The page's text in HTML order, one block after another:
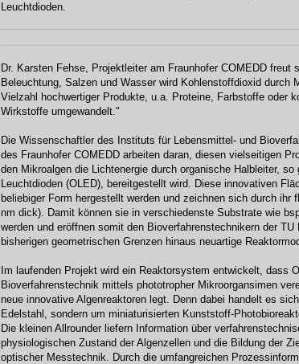
Leuchtdioden.
Dr. Karsten Fehse, Projektleiter am Fraunhofer COMEDD freut
Beleuchtung, Salzen und Wasser wird Kohlenstoffdioxid durch
Vielzahl hochwertiger Produkte, u.a. Proteine, Farbstoffe oder
Wirkstoffe umgewandelt."
Die Wissenschaftler des Instituts für Lebensmittel- und
des Fraunhofer COMEDD arbeiten daran, diesen vielseitigen
den Mikroalgen die Lichtenergie durch organische Halbleiter, so
Leuchtdioden (OLED), bereitgestellt wird. Diese innovativen
beliebiger Form hergestellt werden und zeichnen sich durch ihr
nm dick). Damit können sie in verschiedenste Substrate wie
werden und eröffnen somit den Bioverfahrenstechnikern der
bisherigen geometrischen Grenzen hinaus neuartige
Im laufenden Projekt wird ein Reaktorsystem entwickelt, dass
Bioverfahrenstechnik mittels phototropher Mikroorgansimen
neue innovative Algenreaktoren legt. Denn dabei handelt es
Edelstahl, sondern um miniaturisierten Kunststoff-
Die kleinen Allrounder liefern Information über
physiologischen Zustand der Algenzellen und die Bildung der
optischer Messtechnik. Durch die umfangreichen